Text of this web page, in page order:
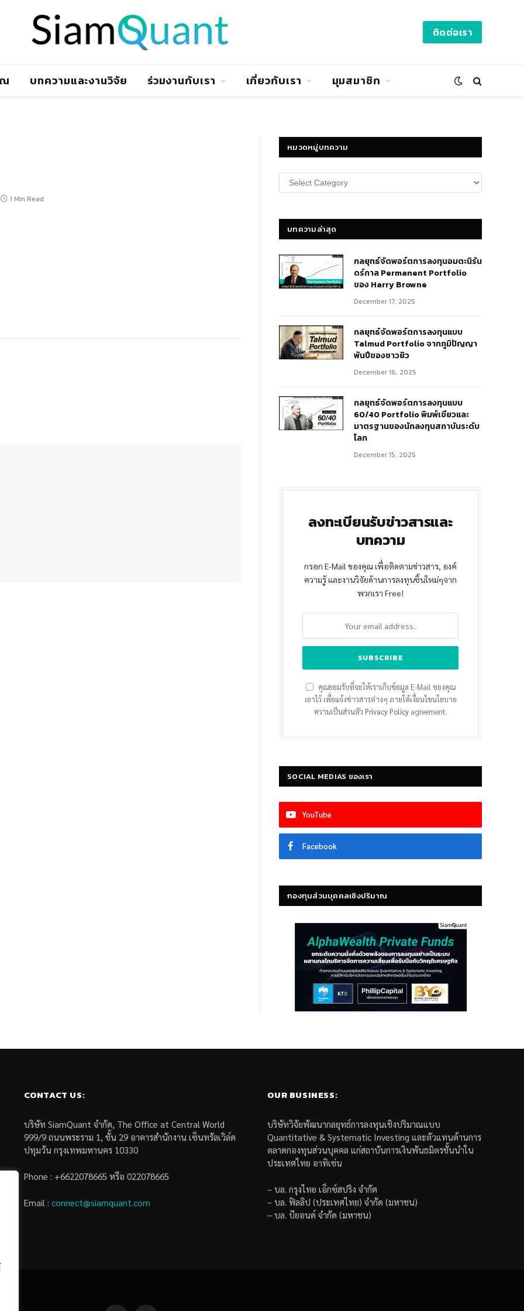
ติดต่อเรา
บทความและงานวิจัย ร่วมงานกับเรา เกี่ยวกับเรา มุมสมาชิก
1 Min Read
หมวดหมู่บทความ
หมวด
หมู่
บทความล่าสุด
กลยุทธ์​จัดพอร์ตการลงทุนอมตะนิรัน
ดร์กาล Permanent Portfolio
ของ Harry Browne
December 17, 2025
กลยุทธ์จัดพอร์ตการลงทุนแบบ
Talmud Portfolio จากภูมิปัญญา
พันปีของชาวยิว
December 16, 2025
กลยุทธ์จัดพอร์ตการลงทุนแบบ
60/40 Portfolio พิมพ์เขียวและ
มาตรฐานของนักลงทุนสถาบันระดับ
โลก
December 15, 2025
ลงทะเบียนรับข่าวสารและ
บทความ
กรอก E-Mail ของคุณ เพื่อติดตามข่าวสาร, องค์
ความรู้ และงานวิจัยด้านการลงทุนชิ้นใหม่ๆจาก
พวกเรา Free!
คุณยอมรับที่จะให้เราเก็บข้อมูล E-Mail ของคุณ
เอาไว้ เพื่อแจ้งข่าวสารต่างๆ ภายใต้เงื่อนไขนโยบาย
ความเป็นส่วนตัว Privacy Policy agreement.
SOCIAL MEDIAS ของเรา
YouTube
Facebook
กองทุนส่วนบุคคลเชิงปริมาณ
CONTACT US:
บริษัท SiamQuant จำกัด, The Office at Central World
999/9 ถนนพระราม 1, ชั้น 29 อาคารสำนักงาน เซ็นทรัลเวิล์ด
ปทุมวัน กรุงเทพมหานคร 10330
Phone : +6622078665 หรือ 022078665
Email : connect@siamquant.com
OUR BUSINESS:
บริษัทวิจัยพัฒนากลยุทธ์การลงทุนเชิงปริมาณแบบ
Quantitative & Systematic Investing และตัวแทนด้านการ
ตลาดกองทุนส่วนบุคคล แก่สถาบันการเงินพันธมิตรชั้นนำใน
ประเทศไทย อาทิเช่น
– บล. กรุงไทย เอ็กซ์สปริง จำกัด
– บล. ฟิลลิป (ประเทศไทย) จำกัด (มหาชน)
– บล. บียอนด์ จำกัด (มหาชน)